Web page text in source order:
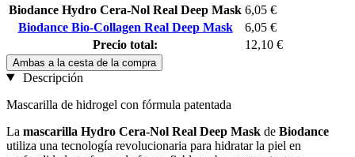
Biodance Hydro Cera-Nol Real Deep Mask 6,05 €
Biodance Bio-Collagen Real Deep Mask
6,05 €
Precio total:
12,10 €
Ambas a la cesta de la compra
Descripción
Mascarilla de hidrogel con fórmula patentada
La mascarilla Hydro Cera-Nol Real Deep Mask de Biodance
utiliza una tecnología revolucionaria para hidratar la piel en